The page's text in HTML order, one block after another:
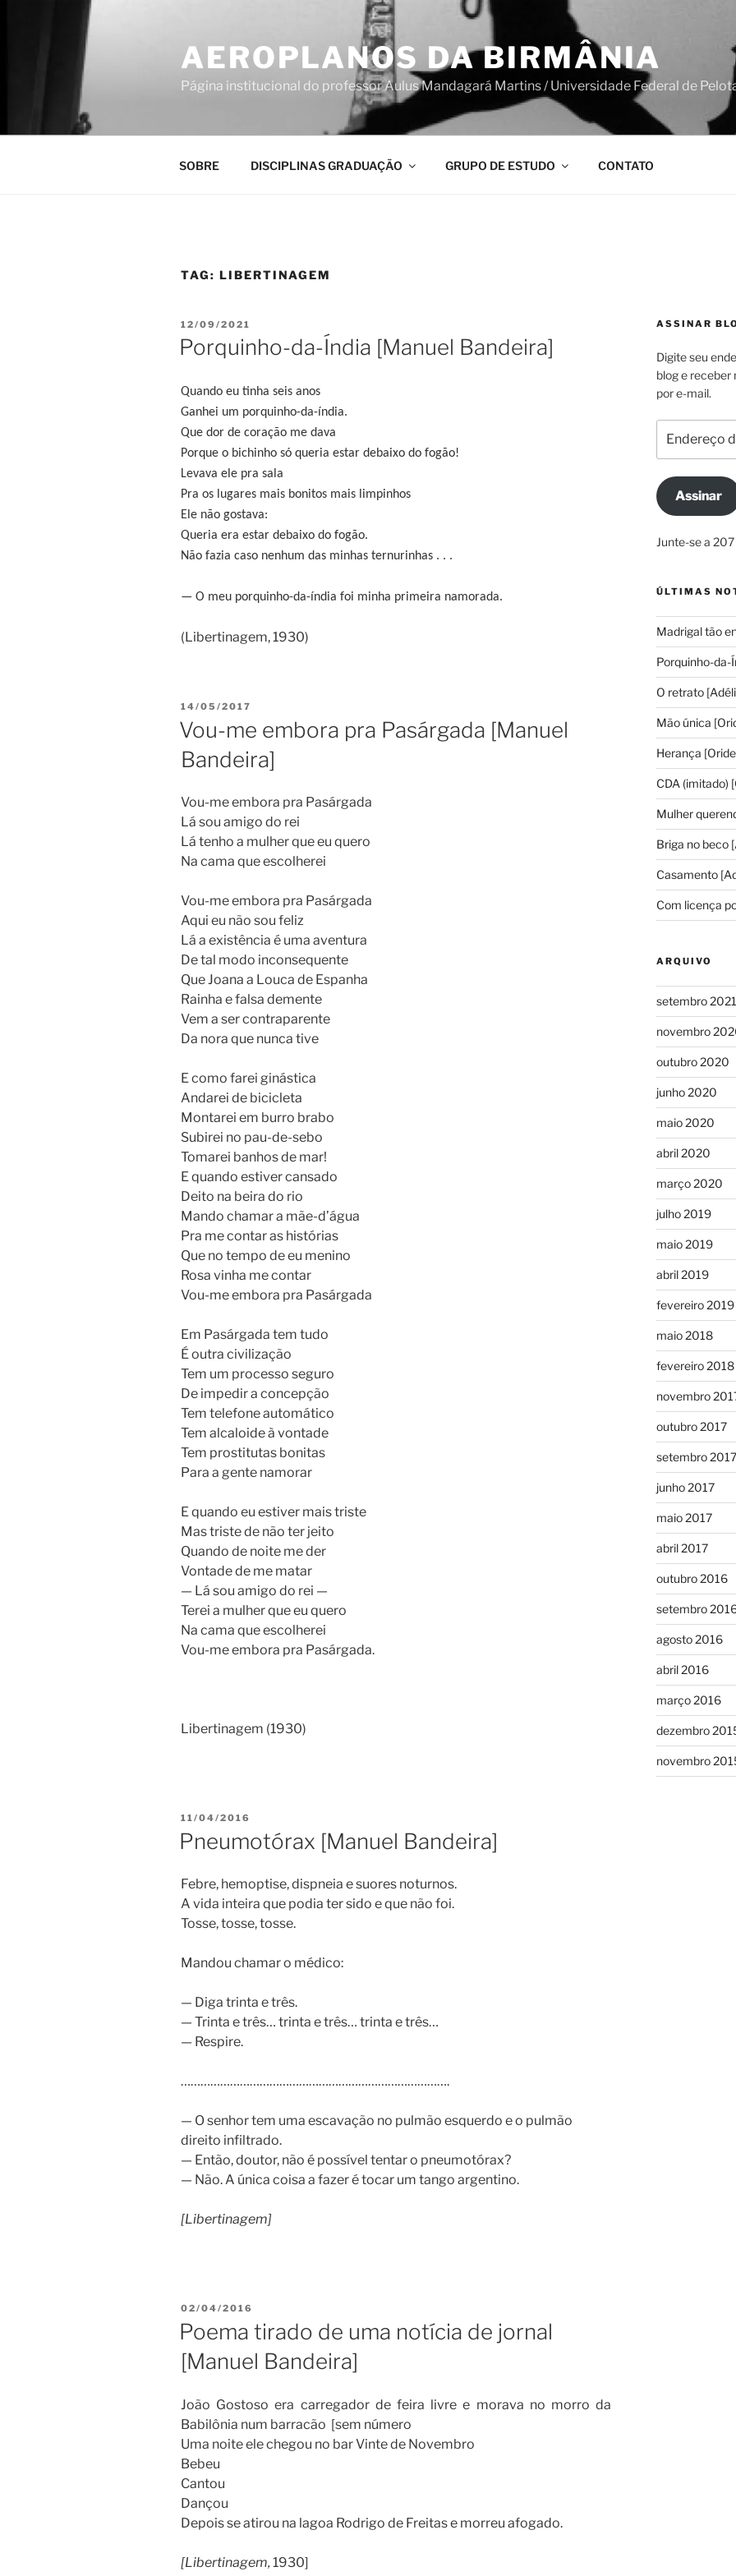
AEROPLANOS DA BIRMÂNIA
Página institucional do professor Aulus Mandagará Martins / Universidade Federal de
SOBRE DISCIPLINAS GRADUAÇÃO GRUPO DE ESTUDO CONTATO
TAG: LIBERTINAGEM
PUBLICADO
EM
12/09/2021
Porquinho-da-Índia [Manuel Bandeira]
Quando eu tinha seis anos
Ganhei um porquinho-da-índia.
Que dor de coração me dava
Porque o bichinho só queria estar debaixo do fogão!
Levava ele pra sala
Pra os lugares mais bonitos mais limpinhos
Ele não gostava:
Queria era estar debaixo do fogão.
Não fazia caso nenhum das minhas ternurinhas . . .
— O meu porquinho-da-índia foi minha primeira namorada.
(Libertinagem, 1930)
PUBLICADO
14/05/2017
Vou-me embora pra Pasárgada [Manuel
Bandeira]
Vou-me embora pra Pasárgada
Lá sou amigo do rei
Lá tenho a mulher que eu quero
Na cama que escolherei
Vou-me embora pra Pasárgada
Aqui eu não sou feliz
Lá a existência é uma aventura
De tal modo inconsequente
Que Joana a Louca de Espanha
Rainha e falsa demente
Vem a ser contraparente
Da nora que nunca tive
E como farei ginástica
Andarei de bicicleta
Montarei em burro brabo
Subirei no pau-de-sebo
Tomarei banhos de mar!
E quando estiver cansado
Deito na beira do rio
Mando chamar a mãe-d’água
Pra me contar as histórias
Que no tempo de eu menino
Rosa vinha me contar
Vou-me embora pra Pasárgada
Em Pasárgada tem tudo
É outra civilização
Tem um processo seguro
De impedir a concepção
Tem telefone automático
Tem alcaloide à vontade
Tem prostitutas bonitas
Para a gente namorar
E quando eu estiver mais triste
Mas triste de não ter jeito
Quando de noite me der
Vontade de me matar
— Lá sou amigo do rei —
Terei a mulher que eu quero
Na cama que escolherei
Vou-me embora pra Pasárgada.
Libertinagem (1930)
PUBLICADO
EM
11/04/2016
Pneumotórax [Manuel Bandeira]
Febre, hemoptise, dispneia e suores noturnos.
A vida inteira que podia ter sido e que não foi.
Tosse, tosse, tosse.
Mandou chamar o médico:
— Diga trinta e três.
— Trinta e três… trinta e três… trinta e três…
— Respire.
……………………………………………………………………….
— O senhor tem uma escavação no pulmão esquerdo e o pulmão
direito infiltrado.
— Então, doutor, não é possível tentar o pneumotórax?
— Não. A única coisa a fazer é tocar um tango argentino.
[Libertinagem]
PUBLICADO
EM
02/04/2016
Poema tirado de uma notícia de jornal
[Manuel Bandeira]
João Gostoso era carregador de feira livre e morava no morro da
Babilônia num barracão [sem número
Uma noite ele chegou no bar Vinte de Novembro
Bebeu
Cantou
Dançou
Depois se atirou na lagoa Rodrigo de Freitas e morreu afogado.
[Libertinagem, 1930]
ASSINAR
Digite seu
blog e
por e-mail.
de
e-
mail
Assinar
Junte-se a
ÚLTIMAS
Madrigal tão
Porquinho-da-
O retrato
Mão única
Herança
CDA (imitado)
Mulher
Briga no beco
Casamento
Com licença
ARQUIVO
setembro 2021
novembro
outubro 2020
junho 2020
maio 2020
abril 2020
março 2020
julho 2019
maio 2019
abril 2019
fevereiro 2019
maio 2018
fevereiro 2018
novembro
outubro 2017
setembro 2017
junho 2017
maio 2017
abril 2017
outubro 2016
setembro
agosto 2016
abril 2016
março 2016
dezembro
novembro